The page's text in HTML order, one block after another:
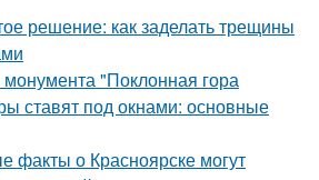
решение: как заделать трещины
монумента "Поклонная гора
ставят под окнами: основные
факты о Красноярске могут